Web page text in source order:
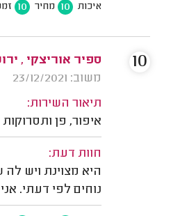
איכות 10 מחיר 10
ספיר אוריצקי ,
משוב: 23/12/2021
תיאור השירות:
איפור, פן
חוות דעת:
היא מצוינת ויש
נוחים לפי דעתי.
10